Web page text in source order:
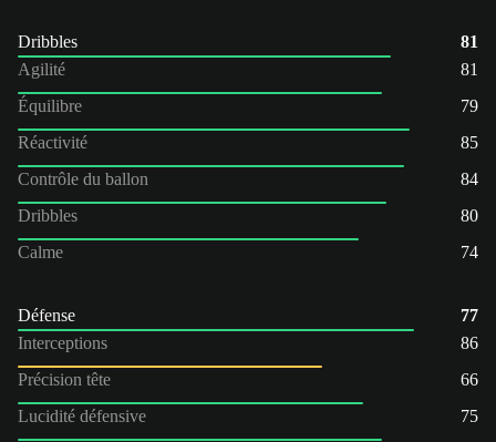
Dribbles
81
Agilité
81
Équilibre
79
Réactivité
85
Contrôle du ballon
84
Dribbles
80
Calme
74
Défense
77
Interceptions
86
Précision tête
66
Lucidité défensive
75